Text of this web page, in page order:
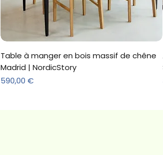
Table à manger en bois massif de chêne
Madrid | NordicStory
Prix
590,00 €